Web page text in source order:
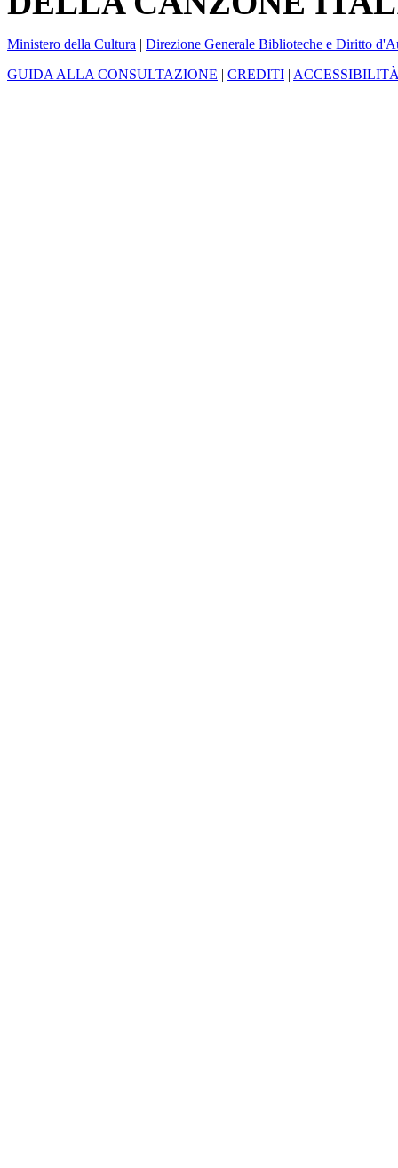
Ministero della Cultura | Direzione Generale Biblioteche e Diritto
GUIDA ALLA CONSULTAZIONE | CREDITI |